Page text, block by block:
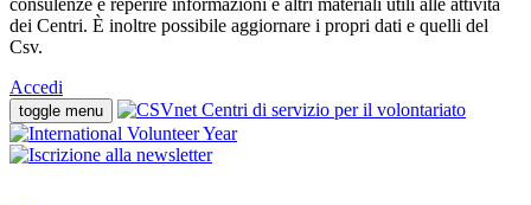
dei Centri. È inoltre possibile aggiornare i propri dati e quelli del
Csv.
Accedi
toggle menu